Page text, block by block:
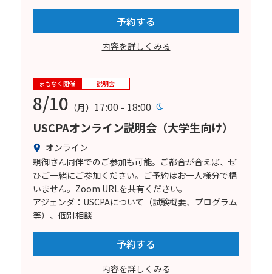
予約する
内容を詳しくみる
まもなく開催 説明会
8/10 （月） 17:00 - 18:00
USCPAオンライン説明会（大学生向け）
オンライン
親御さん同伴でのご参加も可能。ご都合が合えば、ぜ
ひご一緒にご参加ください。ご予約はお一人様分で構
いません。Zoom URLを共有ください。
アジェンダ：USCPAについて（試験概要、プログラム
等）、個別相談
予約する
内容を詳しくみる